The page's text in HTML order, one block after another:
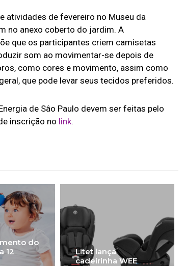
atividades de fevereiro no Museu da
no anexo coberto do jardim. A
que os participantes criem camisetas
som ao movimentar-se depois de
como cores e movimento, assim como
que pode levar seus tecidos preferidos.
de Sâo Paulo devem ser feitas pelo
inscrição no link.
do
12
Litet lança
cadeirinha WEE